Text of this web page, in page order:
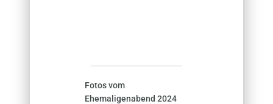
Fotos vom
Ehemaligenabend 2024